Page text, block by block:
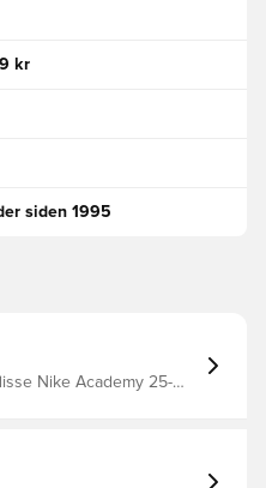
kr
siden 1995
Nike Academy 25-
der transporterer fugt
komfortabel og